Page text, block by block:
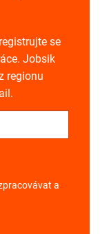
se
Jobsik
regionu
a